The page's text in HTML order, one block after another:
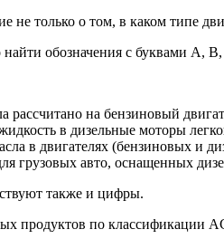
не только о том, в каком типе
обозначения с буквами А,
рассчитано на бензиновый
в дизельные моторы
в двигателях (бензиновых и
грузовых авто, оснащенных
также и цифры.
продуктов по классификации